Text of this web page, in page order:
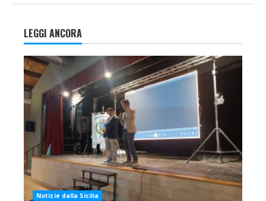
LEGGI ANCORA
Notizie dalla Sicilia